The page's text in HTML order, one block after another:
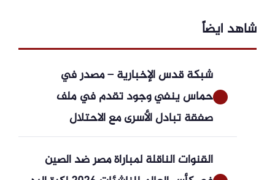
شاهد ايضاً
شبكة قدس الإخبارية – مصدر في
حماس ينفي وجود تقدم في ملف
صفقة تبادل الأسرى مع الاحتلال
القنوات الناقلة لمباراة مصر ضد الصين